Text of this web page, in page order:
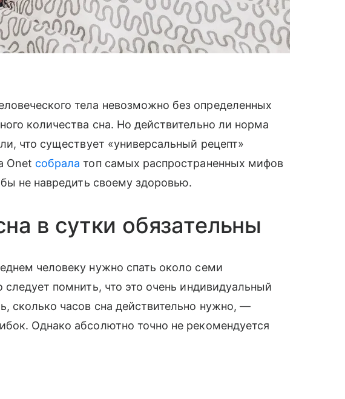
тела невозможно без определенных
количества сна. Но действительно ли норма
что существует «универсальный рецепт»
Onet собрала топ самых распространенных мифов
не навредить своему здоровью.
в сутки обязательны
человеку нужно спать около семи
помнить, что это очень индивидуальный
сколько часов сна действительно нужно, —
Однако абсолютно точно не рекомендуется